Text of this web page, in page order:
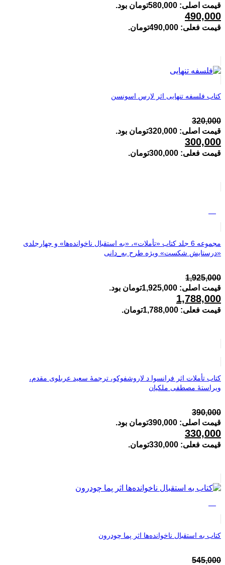
قیمت اصلی: 580,000تومان بود.
490,000
قیمت فعلی: 490,000تومان.
کتاب فلسفه تنهایی اثر لارس اسونسن
320,000
قیمت اصلی: 320,000تومان بود.
300,000
قیمت فعلی: 300,000تومان.
مجموعه 6 جلد کتاب «تأملات»، «به استقبال ناخوانده‌ها» و چهارجلدی
«درستایش شکست» ویژه طرح به_دانی
1,925,000
قیمت اصلی: 1,925,000تومان بود.
1,788,000
قیمت فعلی: 1,788,000تومان.
کتاب تأملات اثر فرانسوا د لاروشفوکو، ترجمۀ سعید عربلوی مقدم،
ویراستۀ مصطفی ملکیان
390,000
قیمت اصلی: 390,000تومان بود.
330,000
قیمت فعلی: 330,000تومان.
کتاب به استقبال ناخوانده‌ها اثر پما چودرون
545,000